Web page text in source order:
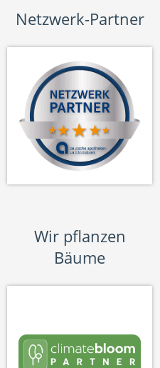
Netzwerk-Partner
Wir pflanzen
Bäume